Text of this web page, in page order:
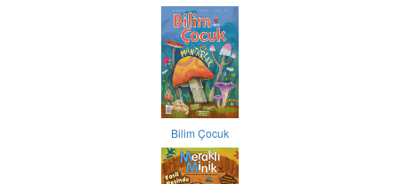
Bilim Çocuk